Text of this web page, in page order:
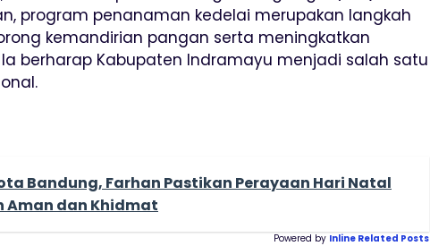
program penanaman kedelai merupakan langkah
kemandirian pangan serta meningkatkan
berharap Kabupaten Indramayu menjadi salah satu
Bandung, Farhan Pastikan Perayaan Hari Natal
Aman dan Khidmat
Powered by Inline Related Posts